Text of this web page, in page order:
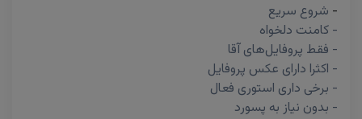
- شروع سریع
- کامنت دلخواه
- فقط پروفایل‌های آقا
- اکثرا دارای عکس پروفایل
- برخی داری استوری فعال
- بدون نیاز به پسورد